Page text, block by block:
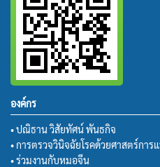
องค์กร
• ปณิธาน วิสัยทัศน์ พันธกิจ
• การตรวจวินิจฉัยโรคด้วยศาสตร์กา
• ร่วมงานกับหมอจีน